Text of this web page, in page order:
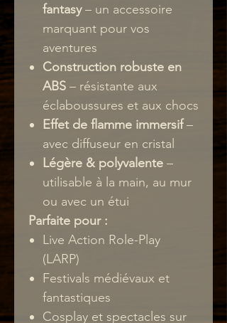
fantasy– un accessoire
marquant pour vos
aventures
Construction robuste en
ABS – résistante aux
éclaboussures et aux chocs
Effet de flamme immersif–
avec diffuseur en cristal
Légère & polyvalente –
utilisable à la main, au mur
ou avec un étui
Parfaite pour :
Live Action Role-Play
(LARP)
Festivals médiévaux et
fantastiques
Cosplay et spectacles sur